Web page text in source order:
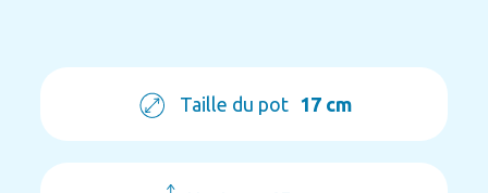
Taille du pot 17 cm